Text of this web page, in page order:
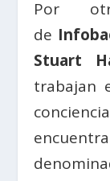
Por
de
Stuart
trabajan